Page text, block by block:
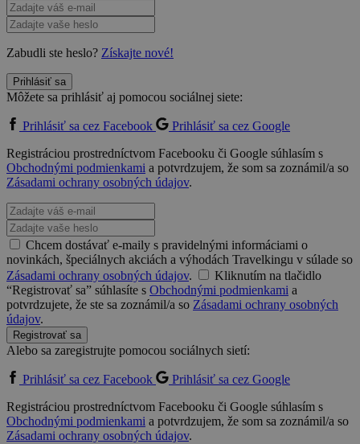
Zabudli ste heslo? Získajte nové!
Prihlásiť sa
Môžete sa prihlásiť aj pomocou sociálnej siete:
Prihlásiť sa cez Facebook
Prihlásiť sa cez Google
Registráciou prostredníctvom Facebooku či Google súhlasím s
Obchodnými podmienkami a potvrdzujem, že som sa zoznámil/a so
Zásadami ochrany osobných údajov.
Chcem dostávať e-maily s pravidelnými informáciami o
novinkách, špeciálnych akciách a výhodách Travelkingu v súlade so
Zásadami ochrany osobných údajov.
Kliknutím na tlačidlo
“Registrovať sa” súhlasíte s Obchodnými podmienkami a
potvrdzujete, že ste sa zoznámil/a so Zásadami ochrany osobných
údajov.
Registrovať sa
Alebo sa zaregistrujte pomocou sociálnych sietí:
Prihlásiť sa cez Facebook
Prihlásiť sa cez Google
Registráciou prostredníctvom Facebooku či Google súhlasím s
Obchodnými podmienkami a potvrdzujem, že som sa zoznámil/a so
Zásadami ochrany osobných údajov.